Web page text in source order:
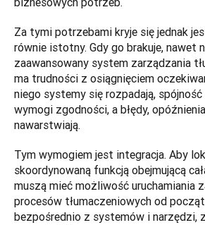
Za tymi potrzebami kryje się jednak
równie istotny. Gdy go brakuje, nawet
zaawansowany system zarządzania
ma trudności z osiągnięciem
niego systemy się rozpadają,
wymogi zgodności, a błędy,
nawarstwiają.
Tym wymogiem jest integracja. Aby
skoordynowaną funkcją obejmującą
muszą mieć możliwość uruchamiania
procesów tłumaczeniowych od
bezpośrednio z systemów i narzędzi,